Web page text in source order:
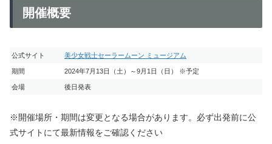
開催概要
公式サイト 美少女戦士セーラームーン ミュージアム
期間 2024年7月13日（土）～9月1日（日） ※予定
会場 後日発表
※開催場所・期間は変更となる場合があります。必ず出発前に公
式サイトにて最新情報をご確認ください